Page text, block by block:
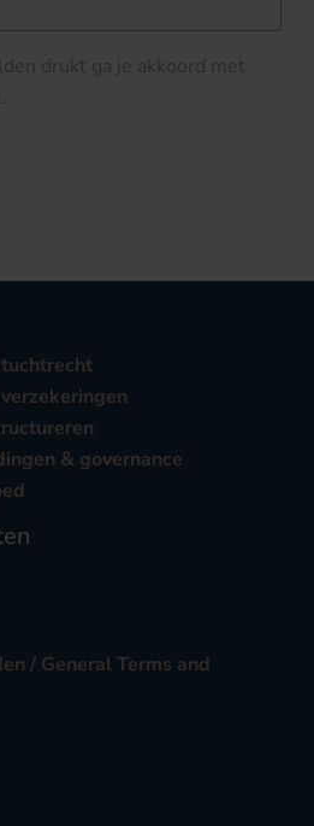
drukt ga je akkoord met
.
& governance
/ General Terms and